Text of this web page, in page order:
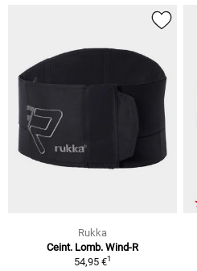
Rukka
Ceint. Lomb. Wind-R
54,95 €1